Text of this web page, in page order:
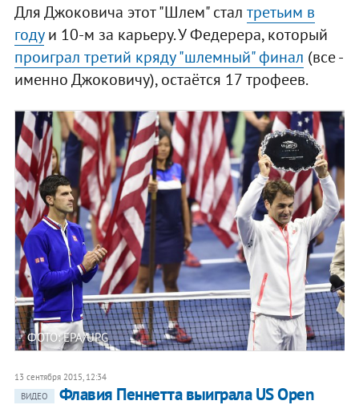
Для Джоковича этот "Шлем" стал третьим в
годуи 10-м за карьеру. У Федерера, который
проиграл третий кряду "шлемный" финал (все -
именно Джоковичу), остаётся 17 трофеев.
ФОТО: EPA/UPG
13 сентября 2015, 12:34
ВИДЕО
Флавия Пеннетта выиграла US Open